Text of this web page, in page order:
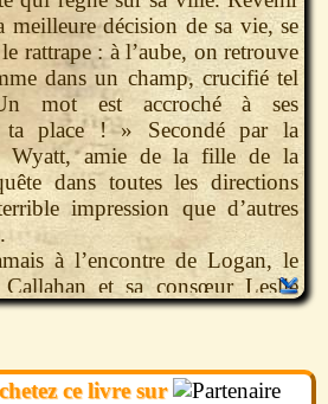
meilleure décision de sa vie, se
rattrape : à l’aube, on retrouve
dans un champ, crucifié tel
mot est accroché à ses
place ! » Secondé par la
Wyatt, amie de la fille de la
dans toutes les directions
impression que d’autres
à l’encontre de Logan, le
Callahan et sa consœur Leslie
des tueurs en série, enquêtent
découvrir qu’à River Falls,
de multiples visages...
ce livre sur